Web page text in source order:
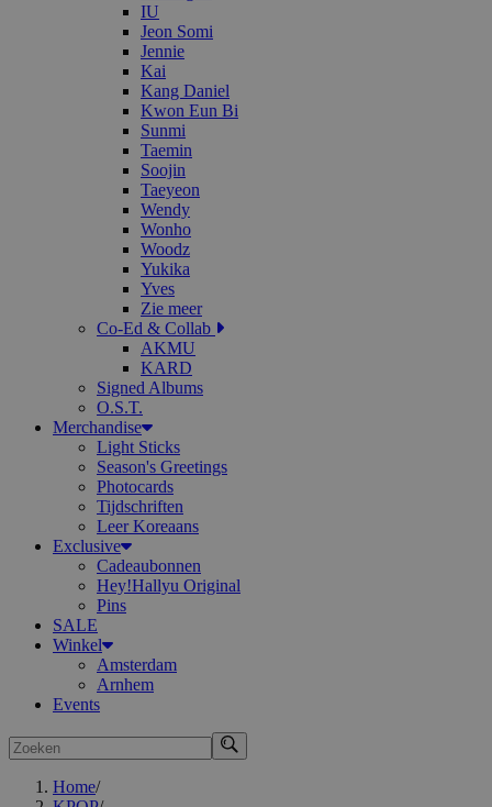
IU
Jeon Somi
Jennie
Kai
Kang Daniel
Kwon Eun Bi
Sunmi
Taemin
Soojin
Taeyeon
Wendy
Wonho
Woodz
Yukika
Yves
Zie meer
Co-Ed & Collab
AKMU
KARD
Signed Albums
O.S.T.
Merchandise
Light Sticks
Season's Greetings
Photocards
Tijdschriften
Leer Koreaans
Exclusive
Cadeaubonnen
Hey!Hallyu Original
Pins
SALE
Winkel
Amsterdam
Arnhem
Events
Zoeken
Home/